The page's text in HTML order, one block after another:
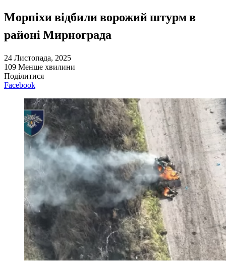
Морпіхи відбили ворожий штурм в
районі Мирнограда
24 Листопада, 2025
109 Менше хвилини
Поділитися
Facebook